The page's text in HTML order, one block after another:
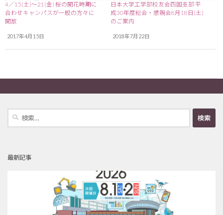
4／15(土)～21(金) 桜の開花時期に
合わせキャンパスが一般の方々に
開放
2017年4月15日
日本大学工学部校友会四国支部 平
成30年度総会・懇親会8月18日(土)
のご案内
2018年7月22日
最新記事